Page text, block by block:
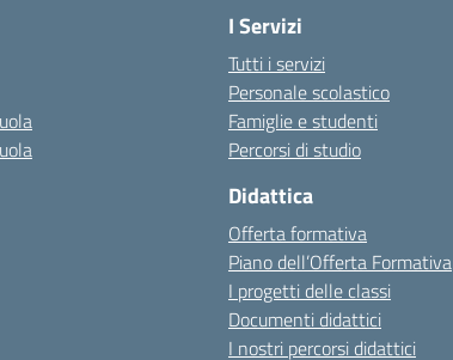
I Servizi
Tutti i servizi
Personale scolastico
Famiglie e studenti
Percorsi di studio
Didattica
Offerta formativa
Piano dell’Offerta Formativa
I progetti delle classi
Documenti didattici
I nostri percorsi didattici